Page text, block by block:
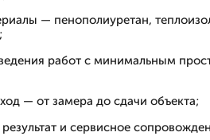
— пенополиуретан,
работ с минимальным
— от замера до сдачи объекта;
и сервисное